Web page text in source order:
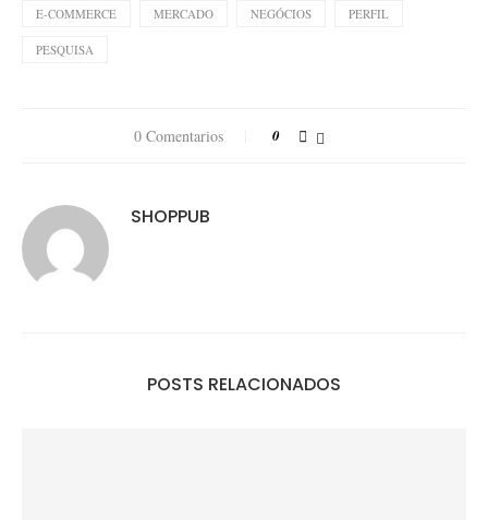
E-COMMERCE MERCADO NEGÓCIOS PERFIL
PESQUISA
0 Comentarios 0
SHOPPUB
POSTS RELACIONADOS